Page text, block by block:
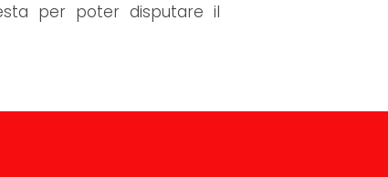
per poter disputare il